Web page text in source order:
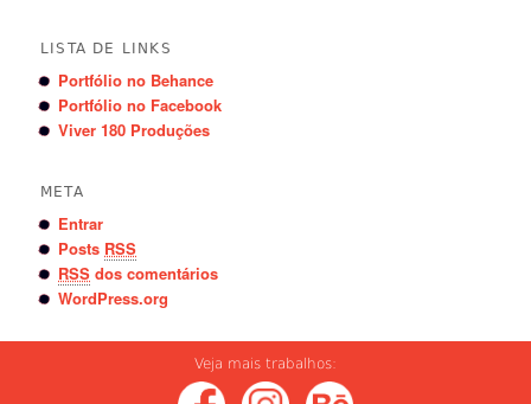
LISTA DE LINKS
Portfólio no Behance
Portfólio no Facebook
Viver 180 Produções
META
Entrar
Posts RSS
RSS dos comentários
WordPress.org
Veja mais trabalhos: